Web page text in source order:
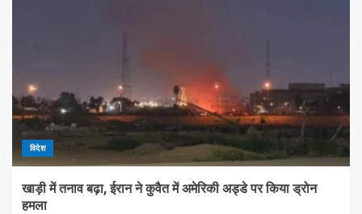
विदेश
खाड़ी में तनाव बढ़ा, ईरान ने कुवैत में अमेरिकी अड्डे पर किया ड्रोन
हमला